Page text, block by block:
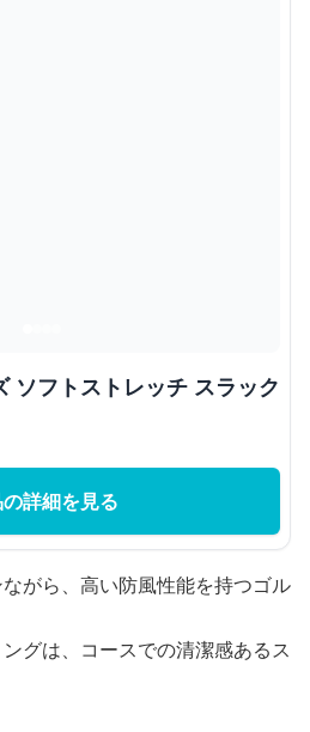
ソフトストレッチ スラック
詳細を見る
がら、高い防風性能を持つゴル
グは、コースでの清潔感あるス